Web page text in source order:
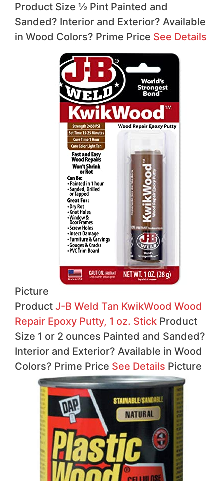
Product Size ½ Pint Painted and
Sanded? Interior and Exterior? Available
in Wood Colors? Prime Price See Details
Picture
Product J-B Weld Tan KwikWood Wood
Repair Epoxy Putty, 1 oz. Stick Product
Size 1 or 2 ounces Painted and Sanded?
Interior and Exterior? Available in Wood
Colors? Prime Price See Details Picture